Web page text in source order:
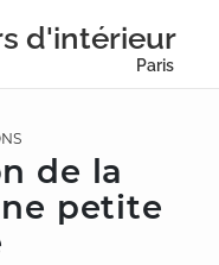
d'intérieur
Paris
de la
petite